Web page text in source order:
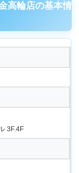
高輪店の基本情
3F.4F